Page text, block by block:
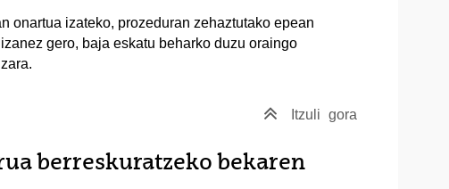
onartua izateko, prozeduran zehaztutako epean
gero, baja eskatu beharko duzu oraingo
Itzuli gora
berreskuratzeko bekaren